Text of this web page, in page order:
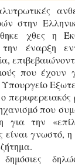
στην
χθες η
έναρξη
που έχουν
Υπουργείο
περιφερειακός
που
για την
γνωστό, η